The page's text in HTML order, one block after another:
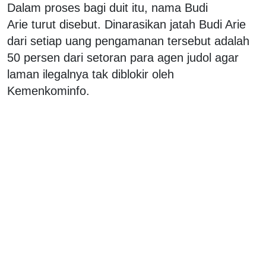
Dalam proses bagi duit itu, nama Budi
Arie turut disebut. Dinarasikan jatah Budi Arie
dari setiap uang pengamanan tersebut adalah
50 persen dari setoran para agen judol agar
laman ilegalnya tak diblokir oleh
Kemenkominfo.